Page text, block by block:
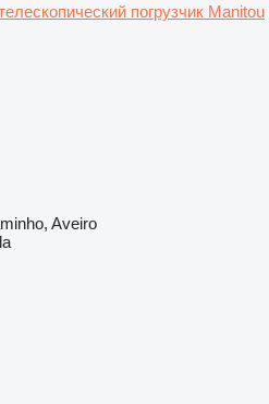
погрузчик Manitou
Aveiro